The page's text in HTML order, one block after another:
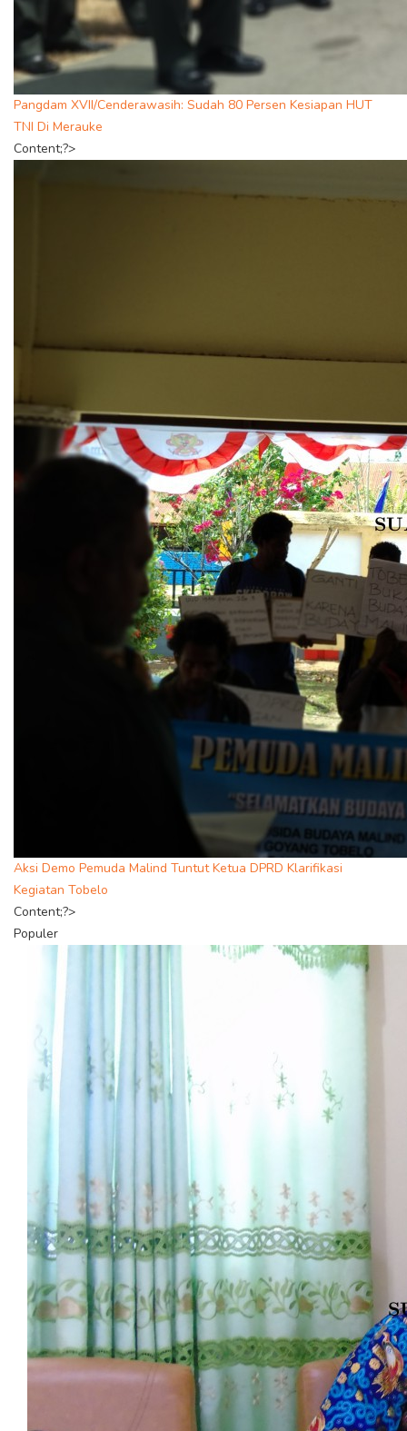
Pangdam XVII/Cenderawasih: Sudah 80 Persen Kesiapan HUT
TNI Di Merauke
Content;?>
Aksi Demo Pemuda Malind Tuntut Ketua DPRD Klarifikasi
Kegiatan Tobelo
Content;?>
Populer